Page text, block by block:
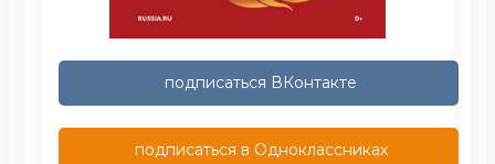
подписаться ВКонтакте
подписаться в Одноклассниках